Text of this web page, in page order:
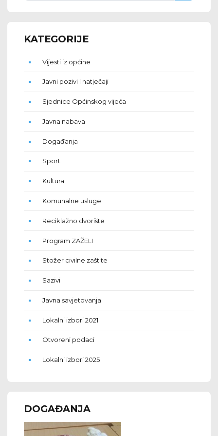
KATEGORIJE
Vijesti iz općine
Javni pozivi i natječaji
Sjednice Općinskog vijeća
Javna nabava
Događanja
Sport
Kultura
Komunalne usluge
Reciklažno dvorište
Program ZAŽELI
Stožer civilne zaštite
Sazivi
Javna savjetovanja
Lokalni izbori 2021
Otvoreni podaci
Lokalni izbori 2025
DOGAĐANJA